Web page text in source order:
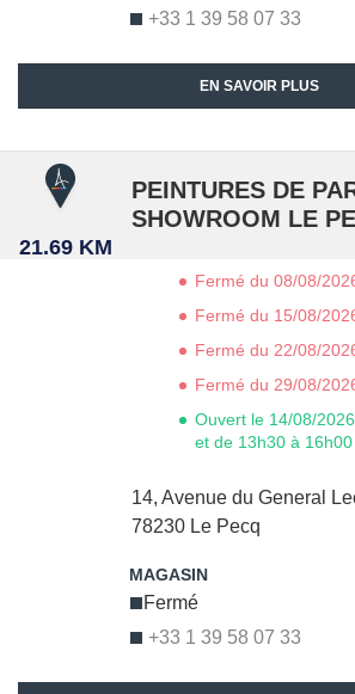
+33 1 39 58 07 33
EN SAVOIR PLUS
21.69 KM
PEINTURES DE
SHOWROOM LE
14, Avenue du General
78230 Le Pecq
+33 1 39 58 07 33
Fermé
Fermé du 08/08/
Fermé du 15/08/
Fermé du 22/08/
Fermé du 29/08/
Ouvert le 14/08/
et de 13h30 à 16h00